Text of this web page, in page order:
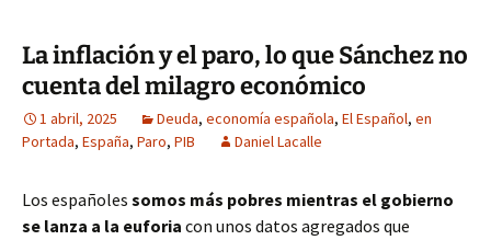
La inflación y el paro, lo que Sánchez no
cuenta del milagro económico
1 abril, 2025 Deuda, economía española, El Español, en
Portada, España, Paro, PIB Daniel Lacalle
Los españoles somos más pobres mientras el gobierno
se lanza a la euforia con unos datos agregados que